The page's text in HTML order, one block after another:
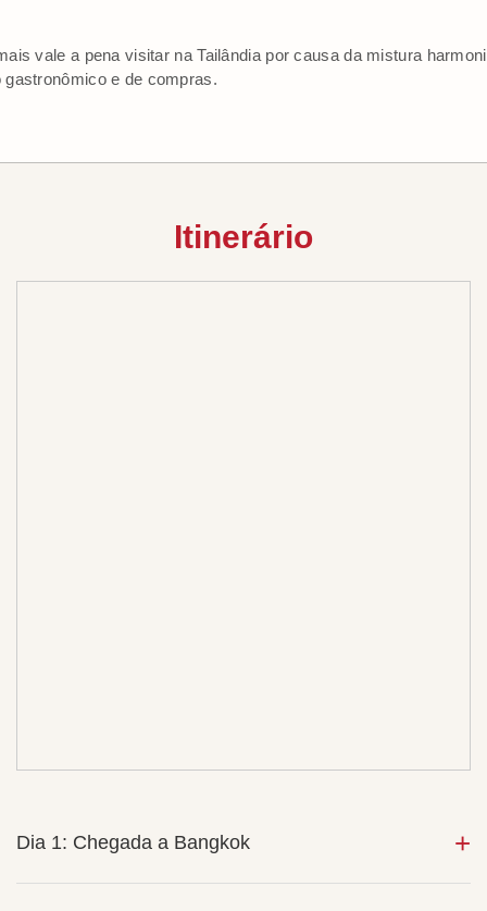
vale a pena visitar na Tailândia por causa da mistura
e de compras.
Itinerário
Dia 1: Chegada a Bangkok